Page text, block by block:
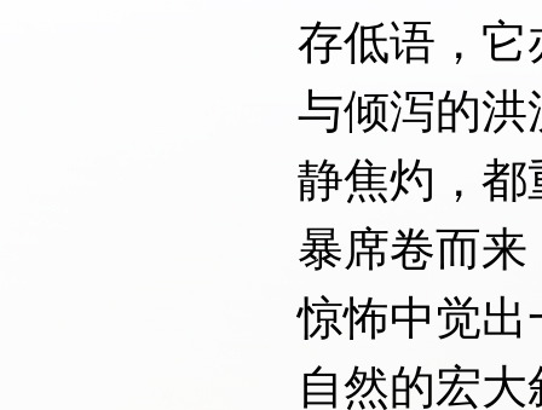
存低语，
与倾泻的
静焦灼，
暴席卷而
惊怖中觉
自然的宏